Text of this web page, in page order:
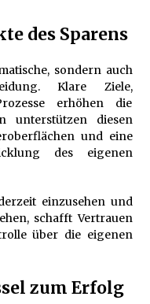
des Sparens
sondern auch
Klare Ziele,
erhöhen die
unterstützen diesen
und eine
des eigenen
einzusehen und
schafft Vertrauen
über die eigenen
zum Erfolg